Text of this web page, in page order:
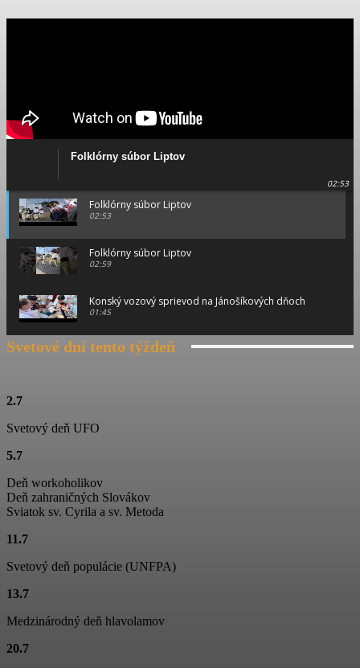
Folklórny súbor Liptov
02:53
Folklórny súbor Liptov
02:53
Folklórny súbor Liptov
02:59
Konský vozový sprievod na Jánošíkových dňoch
01:45
Konský vozový sprievod na Jánošíkových dňoch
Jánošíkove dni
01:06
Svetové dni tento týždeň
2.7
Svetový deň UFO
5.7
Deň workoholikov
Deň zahraničných Slovákov
Sviatok sv. Cyrila a sv. Metoda
11.7
Svetový deň populácie (UNFPA)
13.7
Medzinárodný deň hlavolamov
20.7